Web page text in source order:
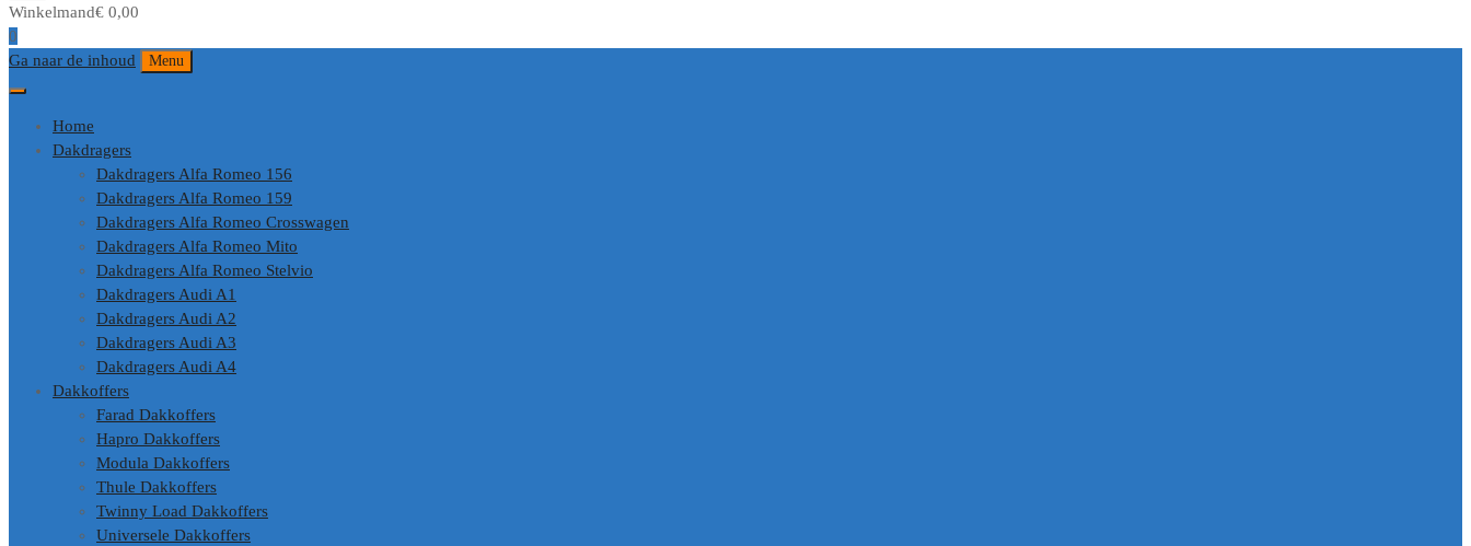
Winkelmand€ 0,00
0
Ga naar de inhoud
Menu
Home
Dakdragers
Dakdragers Alfa Romeo 156
Dakdragers Alfa Romeo 159
Dakdragers Alfa Romeo Crosswagen
Dakdragers Alfa Romeo Mito
Dakdragers Alfa Romeo Stelvio
Dakdragers Audi A1
Dakdragers Audi A2
Dakdragers Audi A3
Dakdragers Audi A4
Dakkoffers
Farad Dakkoffers
Hapro Dakkoffers
Modula Dakkoffers
Thule Dakkoffers
Twinny Load Dakkoffers
Universele Dakkoffers